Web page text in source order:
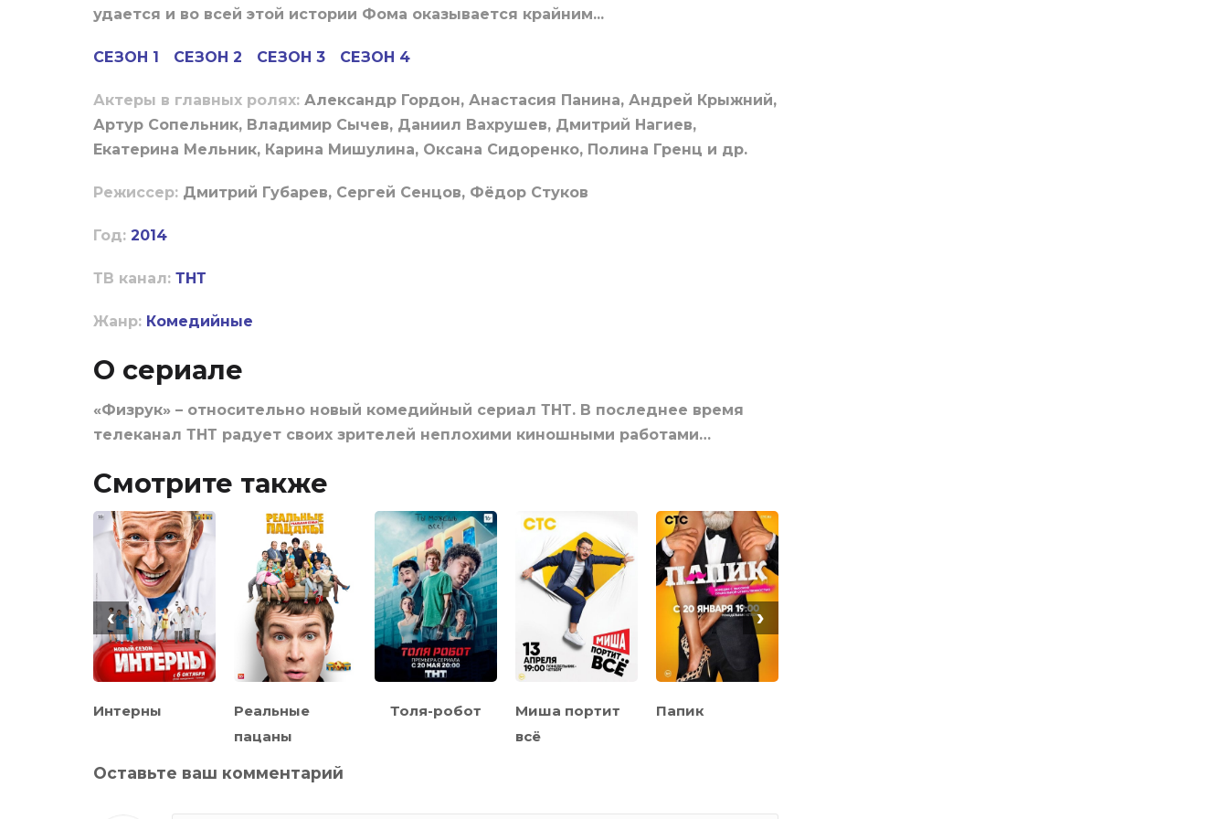
удается и во всей этой истории Фома оказывается крайним...
СЕЗОН 1 СЕЗОН 2 СЕЗОН 3 СЕЗОН 4
Актеры в главных ролях: Александр Гордон, Анастасия Панина, Андрей Крыжний,
Артур Сопельник, Владимир Сычев, Даниил Вахрушев, Дмитрий Нагиев,
Екатерина Мельник, Карина Мишулина, Оксана Сидоренко, Полина Гренц и др.
Режиссер: Дмитрий Губарев, Сергей Сенцов, Фёдор Стуков
Год: 2014
ТВ канал: ТНТ
Жанр: Комедийные
О сериале
«Физрук» – относительно новый комедийный сериал ТНТ. В последнее время
телеканал ТНТ радует своих зрителей неплохими киношными работами…
Смотрите также
Интерны
Реальные
пацаны
Толя-робот
Миша портит
всё
Папик
‹ ›
Оставьте ваш комментарий